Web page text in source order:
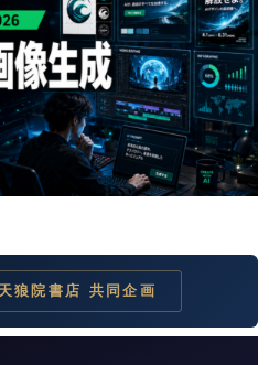
狼院書店 共同企画